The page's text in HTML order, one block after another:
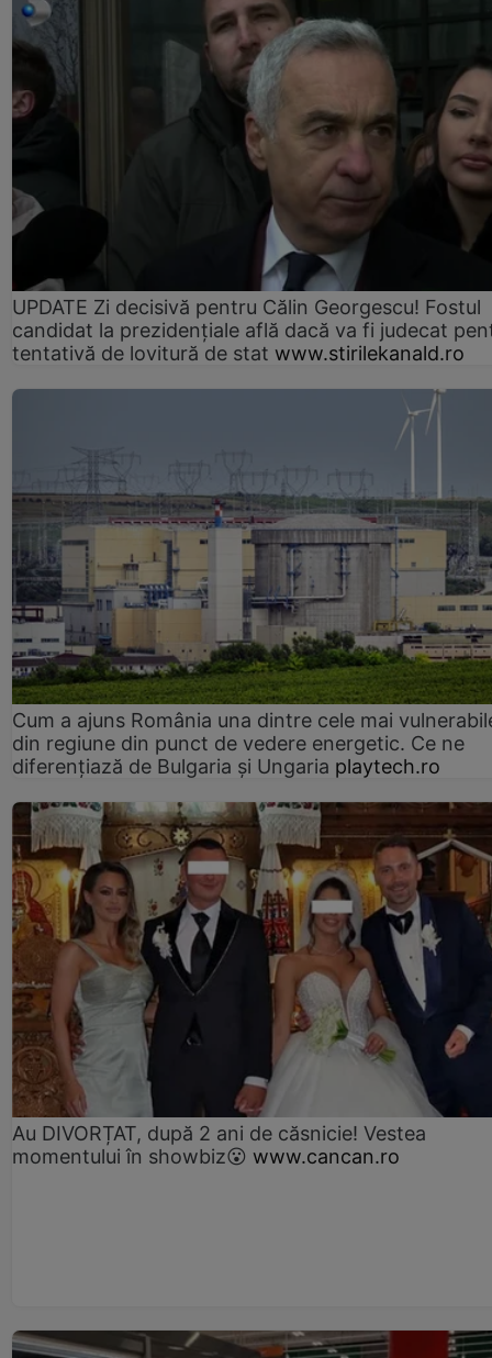
UPDATE Zi decisivă pentru Călin Georgescu! Fostul
candidat la prezidențiale află dacă va fi judecat
tentativă de lovitură de stat www.stirilekanald.ro
Cum a ajuns România una dintre cele mai
din regiune din punct de vedere energetic. Ce ne
diferențiază de Bulgaria și Ungaria playtech.ro
Au DIVORȚAT, după 2 ani de căsnicie! Vestea
momentului în showbiz😮 www.cancan.ro